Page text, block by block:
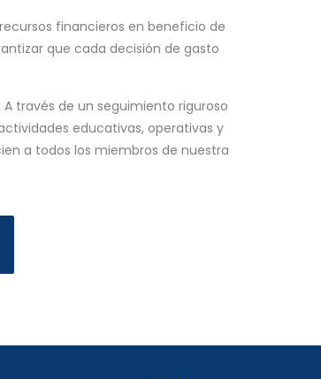
financieros en beneficio de
que cada decisión de gasto
través de un seguimiento riguroso
educativas, operativas y
a todos los miembros de nuestra